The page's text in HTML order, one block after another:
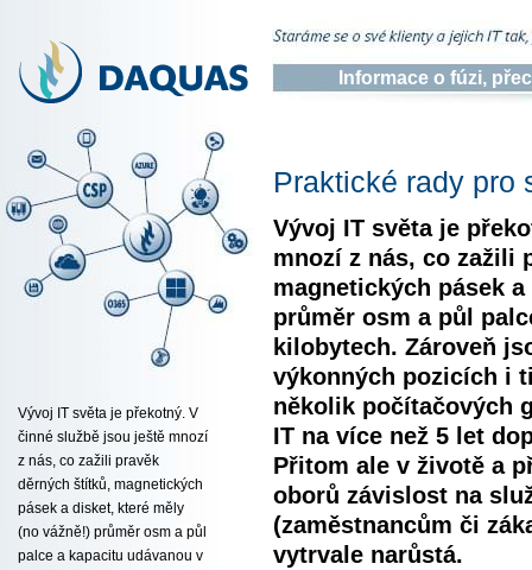
Informace o fúzi,
Vývoj IT světa je překotný. V
činné službě jsou ještě mnozí
z nás, co zažili pravěk
děrných štítků, magnetických
pásek a disket, které měly
(no vážně!) průměr osm a půl
palce a kapacitu udávanou v
Praktické rady pro
Vývoj IT světa je
mnozí z nás, co zažili
magnetických pásek
průměr osm a půl
kilobytech. Zároveň
výkonných pozicích i
několik počítačových
IT na více než 5 let
Přitom ale v životě a
oborů závislost na
(zaměstnancům či
vytrvale narůstá.